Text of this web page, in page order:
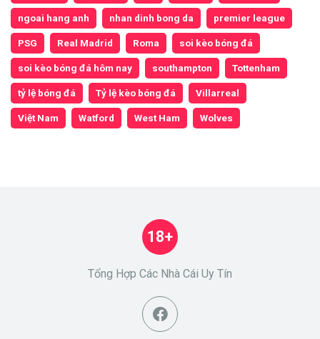
ngoai hang anh nhan dinh bong da premier league
PSG Real Madrid Roma soi kèo bóng đá
soi kèo bóng đá hôm nay southampton Tottenham
tỷ lệ bóng đá Tỷ lệ kèo bóng đá Villarreal
Việt Nam Watford West Ham Wolves
Tổng Hợp Các Nhà Cái Uy Tín
18+